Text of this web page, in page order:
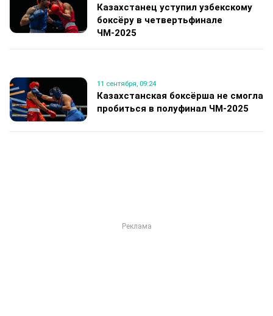
Казахстанец уступил узбекскому
боксёру в четвертьфинале
ЧМ-2025
11 сентября, 09:24
Казахстанская боксёрша не смогла
пробиться в полуфинал ЧМ-2025